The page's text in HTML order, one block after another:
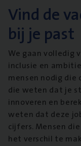
Vind de
bij je past
We gaan volledig
inclusie en
mensen nodig die
die weten dat je
innoveren en
weten dat deze
cijfers. Mensen
het verschil te